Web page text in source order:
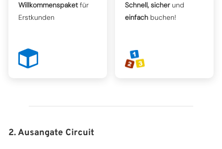
Willkommenspaketfür
Erstkunden
Schnell, sicherund
einfach buchen!
2. Ausangate Circuit